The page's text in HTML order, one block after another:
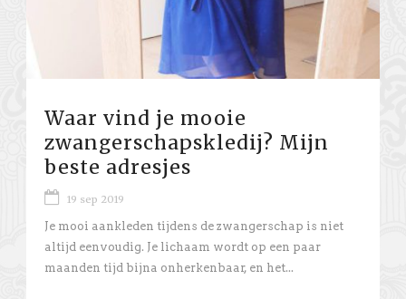
Waar vind je mooie
zwangerschapskledij? Mijn
beste adresjes
19 sep 2019
Je mooi aankleden tijdens de zwangerschap is niet
altijd eenvoudig. Je lichaam wordt op een paar
maanden tijd bijna onherkenbaar, en het...